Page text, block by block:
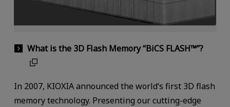
What is the 3D Flash Memory “BiCS FLASH™”?
In 2007, KIOXIA announced the world‘s first 3D flash
memory technology. Presenting our cutting-edge